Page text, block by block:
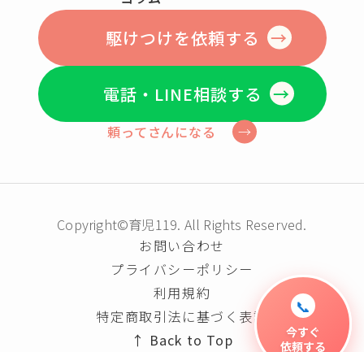
📞
今すぐ
依頼する
駆けつけを依頼する
電話・LINE相談する
頼ってさんになる
Copyright©育児119. All Rights Reserved.
お問い合わせ
プライバシーポリシー
利用規約
特定商取引法に基づく表記
Back to Top